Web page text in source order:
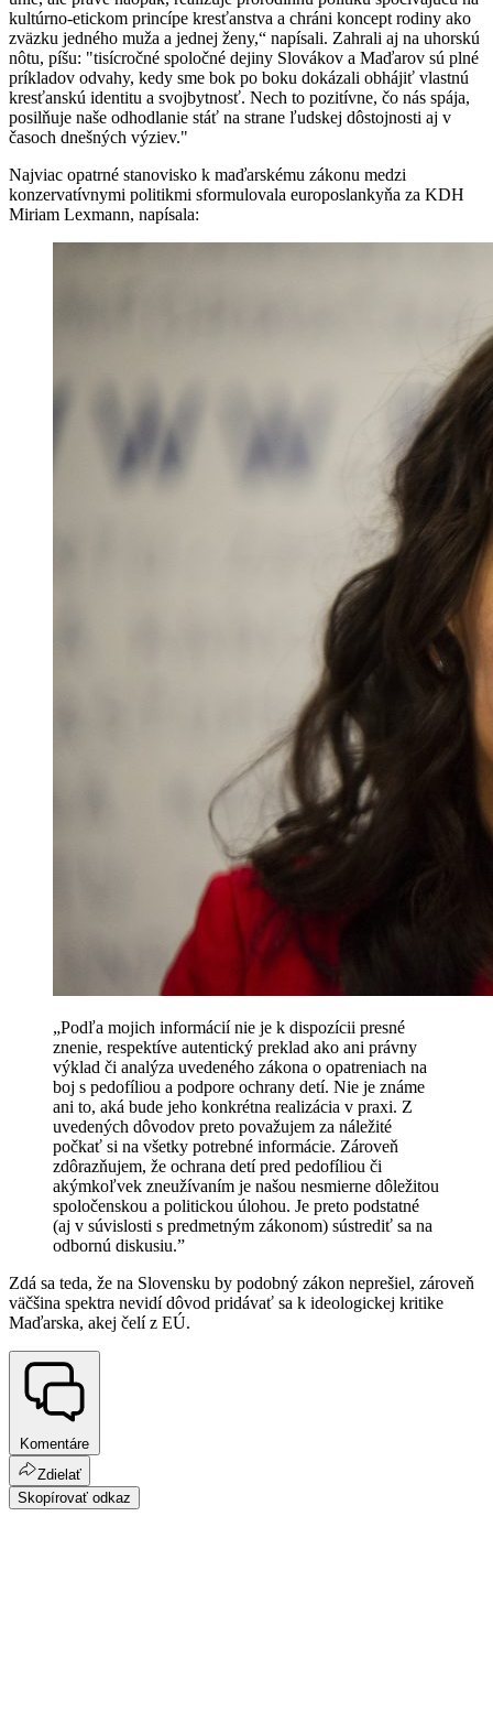
kultúrno-etickom princípe kresťanstva a chráni koncept rodiny ako
zväzku jedného muža a jednej ženy,“ napísali. Zahrali aj na uhorskú
nôtu, píšu: "tisícročné spoločné dejiny Slovákov a Maďarov sú plné
príkladov odvahy, kedy sme bok po boku dokázali obhájiť vlastnú
kresťanskú identitu a svojbytnosť. Nech to pozitívne, čo nás spája,
posilňuje naše odhodlanie stáť na strane ľudskej dôstojnosti aj v
časoch dnešných výziev."
Najviac opatrné stanovisko k maďarskému zákonu medzi
konzervatívnymi politikmi sformulovala europoslankyňa za KDH
Miriam Lexmann, napísala:
„Podľa mojich informácií nie je k dispozícii presné
znenie, respektíve autentický preklad ako ani právny
výklad či analýza uvedeného zákona o opatreniach na
boj s pedofíliou a podpore ochrany detí. Nie je známe
ani to, aká bude jeho konkrétna realizácia v praxi. Z
uvedených dôvodov preto považujem za náležité
počkať si na všetky potrebné informácie. Zároveň
zdôrazňujem, že ochrana detí pred pedofíliou či
akýmkoľvek zneužívaním je našou nesmierne dôležitou
spoločenskou a politickou úlohou. Je preto podstatné
(aj v súvislosti s predmetným zákonom) sústrediť sa na
odbornú diskusiu.”
Zdá sa teda, že na Slovensku by podobný zákon neprešiel, zároveň
väčšina spektra nevidí dôvod pridávať sa k ideologickej kritike
Maďarska, akej čelí z EÚ.
Komentáre
Zdielať
Skopírovať odkaz